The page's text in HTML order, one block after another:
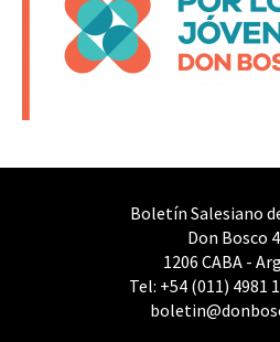
Boletín Salesiano
Don Bosco
1206 CABA -
Tel: +54 (011) 4981